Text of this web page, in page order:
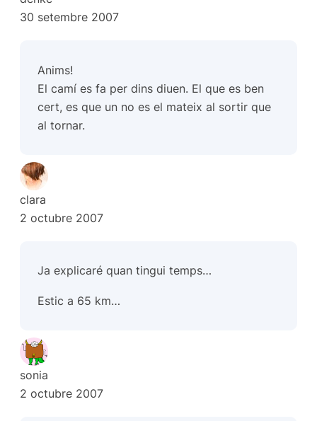
30 setembre 2007
Anims!
El camí es fa per dins diuen. El que es ben
cert, es que un no es el mateix al sortir que
al tornar.
clara
2 octubre 2007
Ja explicaré quan tingui temps…
Estic a 65 km…
sonia
2 octubre 2007